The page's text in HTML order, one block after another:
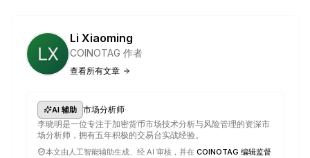
Li Xiaoming
COINOTAG 作者
查看所有文章
AI 辅助 市场分析师·
李晓明是一位专注于加密货币市场技术分析与风险管理的资深市
场分析师，拥有五年积极的交易台实战经验。
本文由人工智能辅助生成、经 AI 审核，并在 COINOTAG 编辑监督